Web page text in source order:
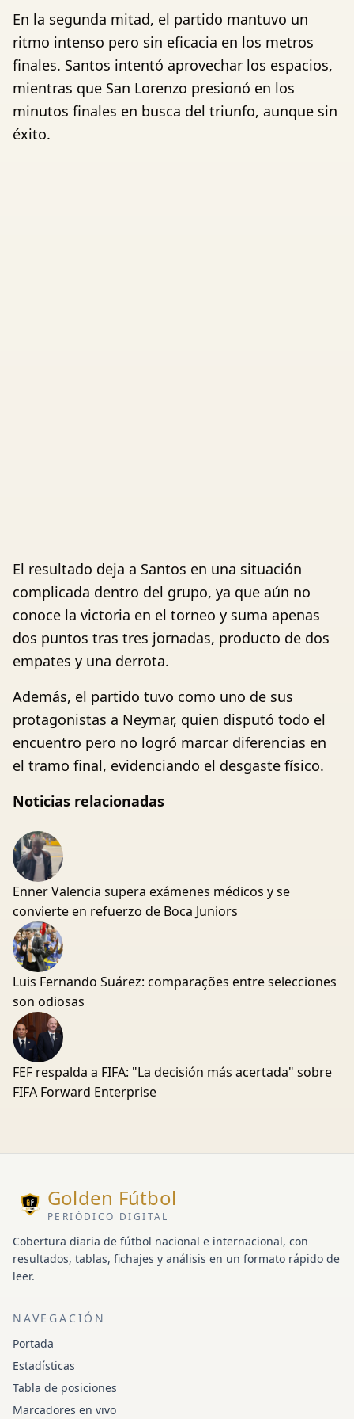
En la segunda mitad, el partido mantuvo un
ritmo intenso pero sin eficacia en los metros
finales. Santos intentó aprovechar los espacios,
mientras que San Lorenzo presionó en los
minutos finales en busca del triunfo, aunque sin
éxito.
El resultado deja a Santos en una situación
complicada dentro del grupo, ya que aún no
conoce la victoria en el torneo y suma apenas
dos puntos tras tres jornadas, producto de dos
empates y una derrota.
Además, el partido tuvo como uno de sus
protagonistas a Neymar, quien disputó todo el
encuentro pero no logró marcar diferencias en
el tramo final, evidenciando el desgaste físico.
Noticias relacionadas
Enner Valencia supera exámenes médicos y se
convierte en refuerzo de Boca Juniors
Luis Fernando Suárez: comparações entre selecciones
son odiosas
FEF respalda a FIFA: "La decisión más acertada" sobre
FIFA Forward Enterprise
Golden Fútbol
PERIÓDICO DIGITAL
Cobertura diaria de fútbol nacional e internacional, con
resultados, tablas, fichajes y análisis en un formato rápido de
leer.
NAVEGACIÓN
Portada
Estadísticas
Tabla de posiciones
Marcadores en vivo